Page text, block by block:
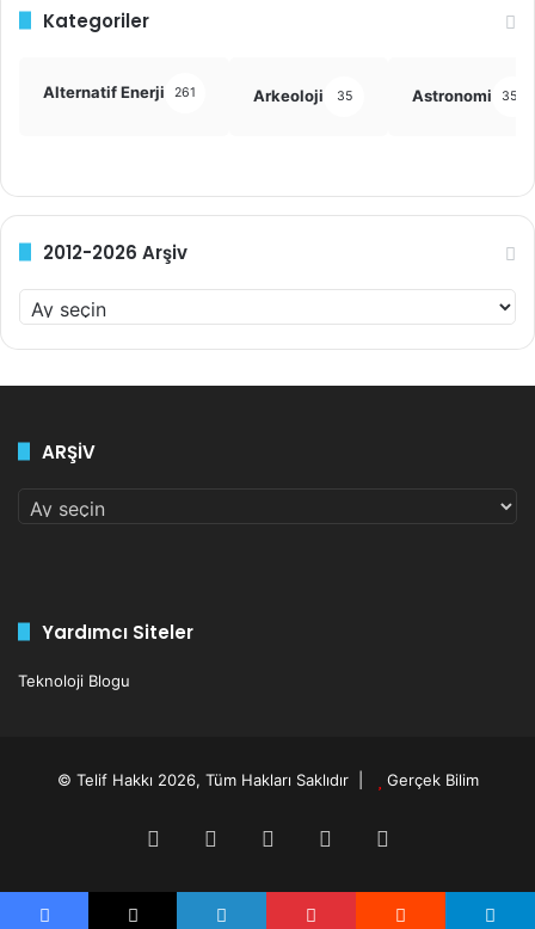
Kategoriler
Alternatif Enerji 261 Arkeoloji 35 Astronomi 355
2012-2026 Arşiv
2012-
2026
Arşiv
ARŞİV
ARŞİV
Yardımcı Siteler
Teknoloji Blogu
© Telif Hakkı 2026, Tüm Hakları Saklıdır | Gerçek Bilim
Facebook YouTubeInstagram